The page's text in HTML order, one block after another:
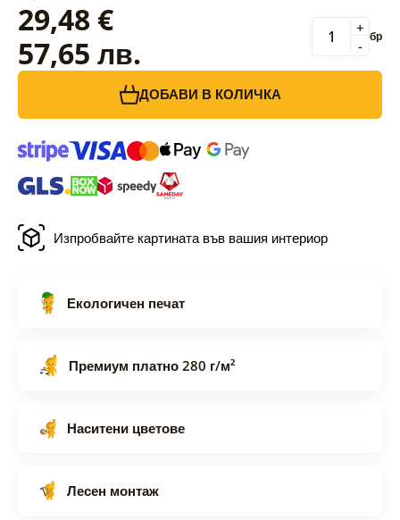
29,48 €
57,65 лв.
-
+ бр
ДОБАВИ В КОЛИЧКА
Изпробвайте картината във вашия интериор
Екологичен печат
Премиум платно 280 г/м²
Наситени цветове
Лесен монтаж